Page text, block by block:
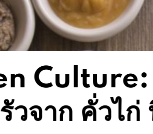
Culture:
วจาก คั่วไ